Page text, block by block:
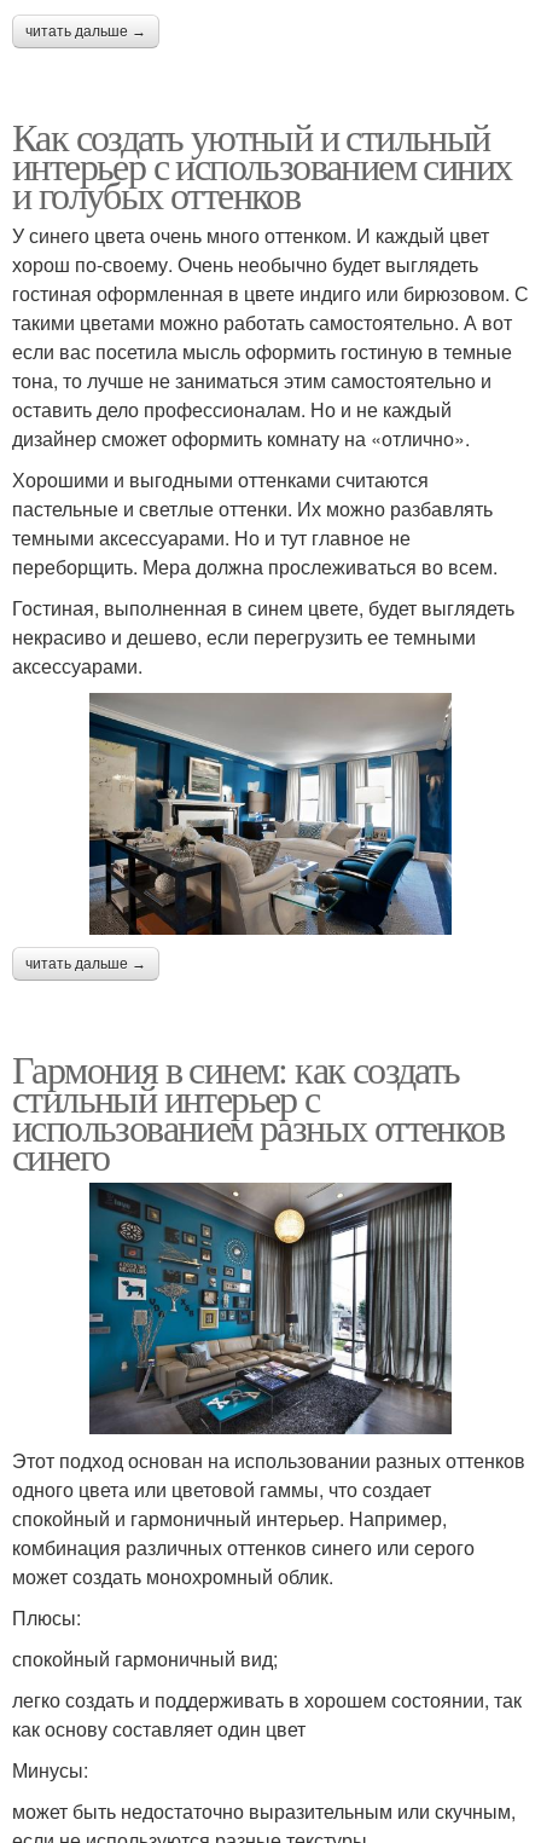
читать дальше →
Как создать уютный и стильный
интерьер с использованием синих
и голубых оттенков
У синего цвета очень много оттенком. И каждый цвет
хорош по-своему. Очень необычно будет выглядеть
гостиная оформленная в цвете индиго или бирюзовом. С
такими цветами можно работать самостоятельно. А вот
если вас посетила мысль оформить гостиную в темные
тона, то лучше не заниматься этим самостоятельно и
оставить дело профессионалам. Но и не каждый
дизайнер сможет оформить комнату на «отлично».
Хорошими и выгодными оттенками считаются
пастельные и светлые оттенки. Их можно разбавлять
темными аксессуарами. Но и тут главное не
переборщить. Мера должна прослеживаться во всем.
Гостиная, выполненная в синем цвете, будет выглядеть
некрасиво и дешево, если перегрузить ее темными
аксессуарами.
читать дальше →
Гармония в синем: как создать
стильный интерьер с
использованием разных оттенков
синего
Этот подход основан на использовании разных оттенков
одного цвета или цветовой гаммы, что создает
спокойный и гармоничный интерьер. Например,
комбинация различных оттенков синего или серого
может создать монохромный облик.
Плюсы:
спокойный гармоничный вид;
легко создать и поддерживать в хорошем состоянии, так
как основу составляет один цвет
Минусы:
может быть недостаточно выразительным или скучным,